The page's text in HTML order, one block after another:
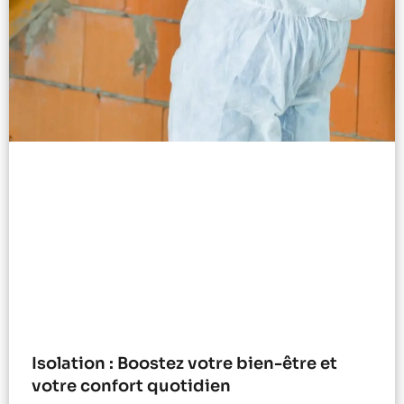
Isolation : Boostez votre bien-être et
votre confort quotidien